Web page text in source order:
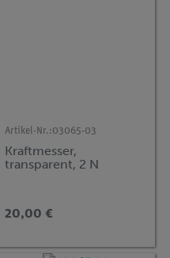
Artikel-Nr.:03065-03
Kraftmesser,
transparent, 2 N
20,00 €